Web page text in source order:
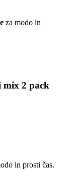
za modo in
mix 2 pack
in prosti čas.